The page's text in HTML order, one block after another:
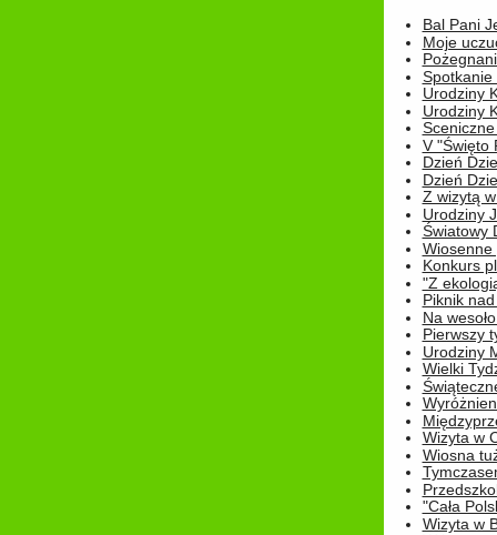
Bal Pani
Moje
Spotkanie
Urodziny
Urodziny
V "Święto
Dzień
Dzień
Z wizytą
Urodziny
Światowy
Wiosenne
Konkurs
"Z
Piknik
Na
Pierwszy
Urodziny
Wielki
Wizyta w
Wiosna
"Cała
Wizyta w